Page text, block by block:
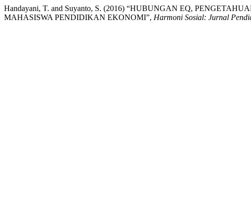
Handayani, T. and Suyanto, S. (2016) “HUBUNGAN EQ,
MAHASISWA PENDIDIKAN EKONOMI”, Harmoni Sosial: Jurnal